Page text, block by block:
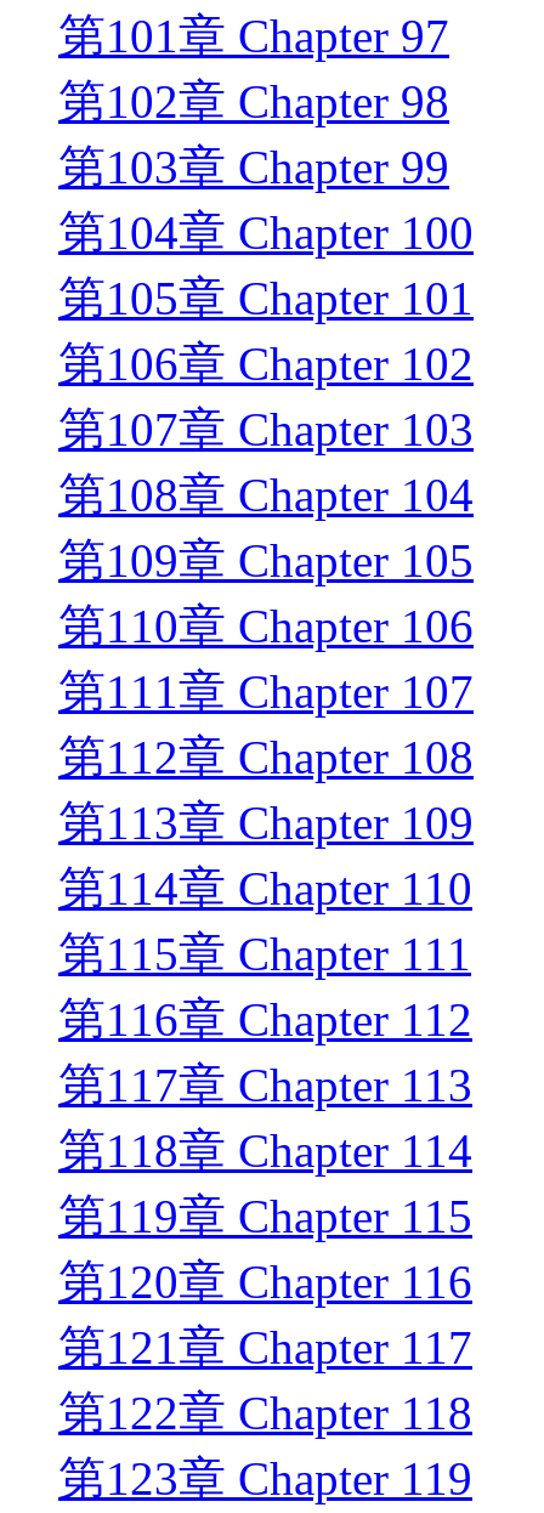
第101章 Chapter 97
第102章 Chapter 98
第103章 Chapter 99
第104章 Chapter 100
第105章 Chapter 101
第106章 Chapter 102
第107章 Chapter 103
第108章 Chapter 104
第109章 Chapter 105
第110章 Chapter 106
第111章 Chapter 107
第112章 Chapter 108
第113章 Chapter 109
第114章 Chapter 110
第115章 Chapter 111
第116章 Chapter 112
第117章 Chapter 113
第118章 Chapter 114
第119章 Chapter 115
第120章 Chapter 116
第121章 Chapter 117
第122章 Chapter 118
第123章 Chapter 119